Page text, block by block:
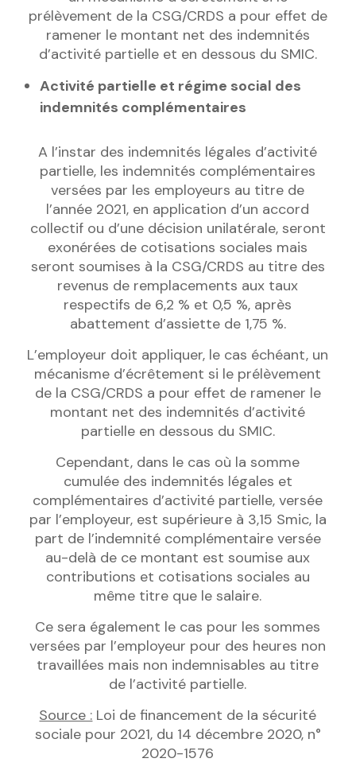
prélèvement de la CSG/CRDS a pour effet de
ramener le montant net des indemnités
d’activité partielle et en dessous du SMIC.
Activité partielle et régime social des
indemnités complémentaires
A l’instar des indemnités légales d’activité
partielle, les indemnités complémentaires
versées par les employeurs au titre de
l’année 2021, en application d’un accord
collectif ou d’une décision unilatérale, seront
exonérées de cotisations sociales mais
seront soumises à la CSG/CRDS au titre des
revenus de remplacements aux taux
respectifs de 6,2 % et 0,5 %, après
abattement d’assiette de 1,75 %.
L’employeur doit appliquer, le cas échéant, un
mécanisme d’écrêtement si le prélèvement
de la CSG/CRDS a pour effet de ramener le
montant net des indemnités d’activité
partielle en dessous du SMIC.
Cependant, dans le cas où la somme
cumulée des indemnités légales et
complémentaires d’activité partielle, versée
par l’employeur, est supérieure à 3,15 Smic, la
part de l’indemnité complémentaire versée
au-delà de ce montant est soumise aux
contributions et cotisations sociales au
même titre que le salaire.
Ce sera également le cas pour les sommes
versées par l’employeur pour des heures non
travaillées mais non indemnisables au titre
de l’activité partielle.
Source : Loi de financement de Ia sécurité
sociale pour 2021, du 14 décembre 2020, n°
2020-1576